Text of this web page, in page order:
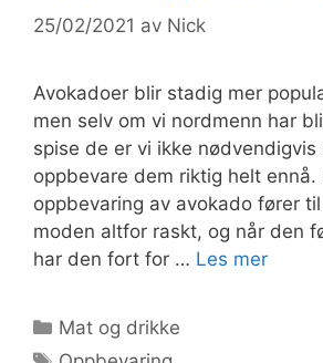
25/02/2021 av Nick
Avokadoer blir stadig mer
men selv om vi nordmenn har
spise de er vi ikke nødvendigvis
oppbevare dem riktig helt ennå.
oppbevaring av avokado fører
moden altfor raskt, og når den
har den fort for … Les mer
Kategorier
Mat og drikke
Stikkord